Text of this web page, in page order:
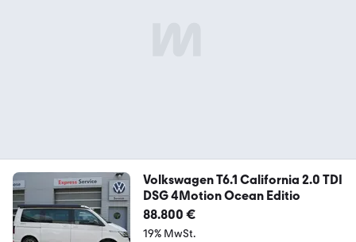
Volkswagen T6.1 California 2.0 TDI
DSG 4Motion Ocean Editio
88.800 €
19% MwSt.